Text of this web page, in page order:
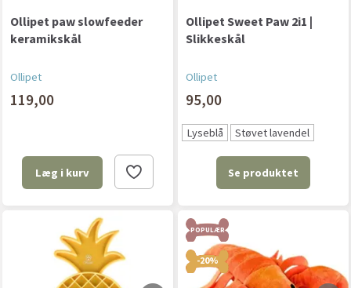
Ollipet paw slowfeeder
keramikskål
Ollipet
119,00
Læg i kurv
Ollipet Sweet Paw 2i1 |
Slikkeskål
Ollipet
95,00
Lyseblå Støvet lavendel
Se produktet
POPULÆR
-20%